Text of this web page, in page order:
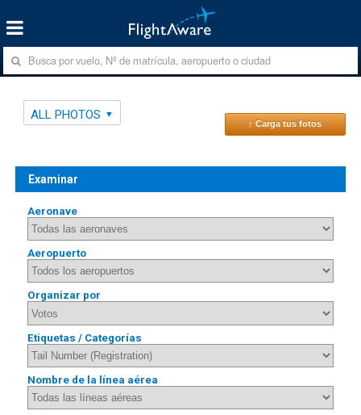
ALL PHOTOS
↑ Carga tus fotos
Examinar
Aeronave
Aeropuerto
Organizar por
Etiquetas / Categorías
Nombre de la línea aérea